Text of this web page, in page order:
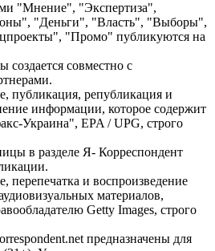
"Мнение", "Экспертиза",
"Деньги", "Власть", "Выборы",
"Промо" публикуются на
создается совместно с
публикация, републикация и
информации, которое содержит
Украина", EPA / UPG, строго
в разделе Я- Корреспондент
перепечатка и воспроизведение
материалов,
Getty Images, строго
предназначены для